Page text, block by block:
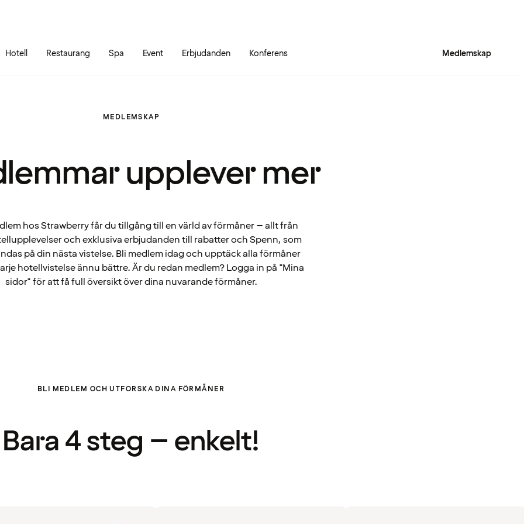
Hotell Restaurang Spa Event Erbjudanden Konferens Medlemskap
MEDLEMSKAP
upplever mer
hos Strawberry får du tillgång till en värld av förmåner – allt från
och exklusiva erbjudanden till rabatter och Spenn, som
på din nästa vistelse. Bli medlem idag och upptäck alla förmåner
hotellvistelse ännu bättre. Är du redan medlem? Logga in på "Mina
sidor" för att få full översikt över dina nuvarande förmåner.
BLI MEDLEM OCH UTFORSKA DINA FÖRMÅNER
Bara 4 steg – enkelt!